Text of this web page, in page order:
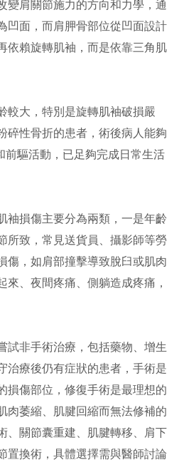
變肩關節施力的方向和力學，通
凹面，而肩胛骨部位從凹面設計
依賴旋轉肌袖，而是依靠三角肌
較大，特別是旋轉肌袖破損嚴
碎性骨折的患者，術後病人能夠
前驅活動，已足夠完成日常生活
袖損傷主要分為兩類，一是年齡
所致，常見送貨員、攝影師等勞
傷，如肩部撞擊導致脫臼或肌肉
來、夜間疼痛、側躺造成疼痛，
試非手術治療，包括藥物、增生
治療後仍有症狀的患者，手術是
損傷部位，修復手術是最理想的
肉萎縮、肌腱回縮而無法修補的
、關節囊重建、肌腱轉移、肩下
置換術，具體選擇需與醫師討論